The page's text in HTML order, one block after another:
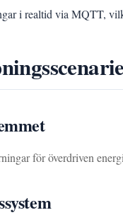
i realtid via MQTT,
för överdriven